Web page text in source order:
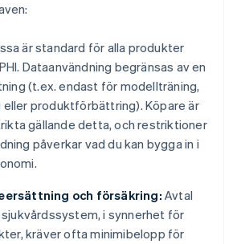
är standard för alla produkter
Dataanvändning begränsas av en
(t.ex. endast för modellträning,
eller produktförbättring). Köpare är
gällande detta, och restriktioner
påverkar vad du kan bygga in i
och försäkring: Avtal
i synnerhet för
kräver ofta minimibelopp för